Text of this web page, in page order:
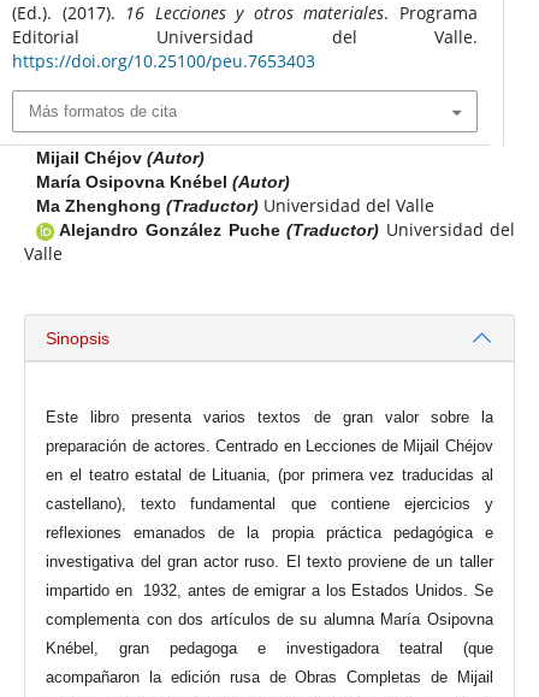
(Ed.). (2017). 16 Lecciones y otros materiales. Programa
Editorial Universidad del Valle.
https://doi.org/10.25100/peu.7653403
Más formatos de cita
Mijail Chéjov (Autor)
María Osipovna Knébel (Autor)
Ma Zhenghong (Traductor) Universidad del Valle
Alejandro González Puche(Traductor) Universidad del
Valle
Sinopsis
Este libro presenta varios textos de gran valor sobre la
preparación de actores. Centrado en Lecciones de Mijail Chéjov
en el teatro estatal de Lituania, (por primera vez traducidas al
castellano), texto fundamental que contiene ejercicios y
reflexiones emanados de la propia práctica pedagógica e
investigativa del gran actor ruso. El texto proviene de un taller
impartido en 1932, antes de emigrar a los Estados Unidos. Se
complementa con dos artículos de su alumna María Osipovna
Knébel, gran pedagoga e investigadora teatral (que
acompañaron la edición rusa de Obras Completas de Mijail